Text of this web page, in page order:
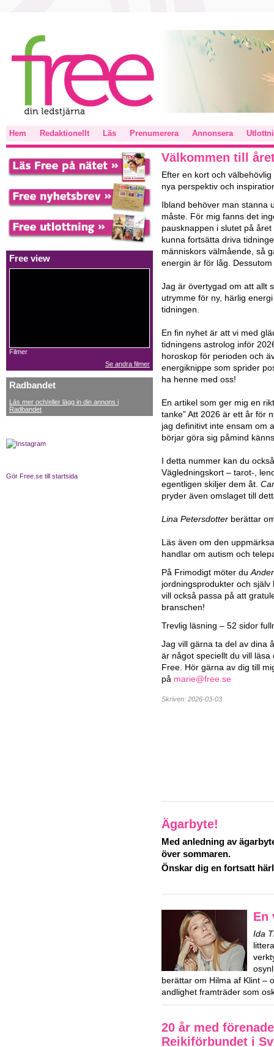
Hem Redaktionellt Läs Prenumerera Annonsera
Free view
Filmer
Se andra filmer
Radbandet
Läs mer och/eller lägg in din annons i
Radbandet
Gör Free.se till startsida
Välkommen till
Efter en kort och
nya perspektiv och
Ibland behöver man stanna
måste. För mig fanns det
pausknappen i slutet på
kunna fortsätta driva
människors välmående, så
energin är för låg.
Jag är övertygad om att allt
utrymme för ny, härlig
tidningen.
En fin nyhet är att vi med
tidningens astrolog inför
horoskop för perioden och
energiknippe som sprider
ha henne med oss!
En artikel som ger mig en
tanke” Att 2026 är ett år för
jag definitivt inte ensam om
börjar göra sig påmind
I detta nummer kan du
Vägledningskort – tarot-,
egentligen skiljer dem åt.
pryder även omslaget till
Lina Petersdotter berättar
Läs även om den
handlar om autism och
På Frimodigt möter du
jordningsprodukter och
vill också passa på att
branschen!
Trevlig läsning – 52 sidor
Jag vill gärna ta del av dina
är något speciellt du vill läsa
Free. Hör gärna av dig till
på marie@free.se
Skriven: 2026-03-03
Ägarbyte!
Med anledning av
över sommaren.
Önskar dig en fortsatt
En
Ida
berättar om Hilma af Klint –
andlighet framträder som
20 år med förenade
Reikiförbundet i